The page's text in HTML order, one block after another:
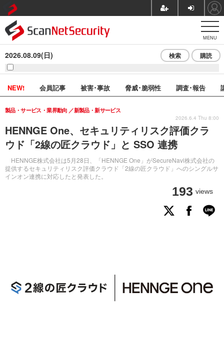
MENU
2026.08.09(日) 検索 購読
NEW! 会員記事 被害･事故 脅威･脆弱性 調査･報告
HENNGE One、セキュリティリスク評価クラ
ウド「2線の匠クラウド」と SSO 連携
HENNGE株式会社は5月28日、「HENNGE One」がSecureNavi株式会社の
提供するセキュリティリスク評価クラウド「2線の匠クラウド」へのシングルサ
インオン連携に対応したと発表した。
製品・サービス・業界動向 新製品・新サービス
193 views
2026.6.4 Thu 8:00